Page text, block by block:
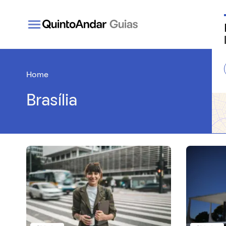
QuintoAndar Guias - Inspiração e tudo o que
Home
Brasília